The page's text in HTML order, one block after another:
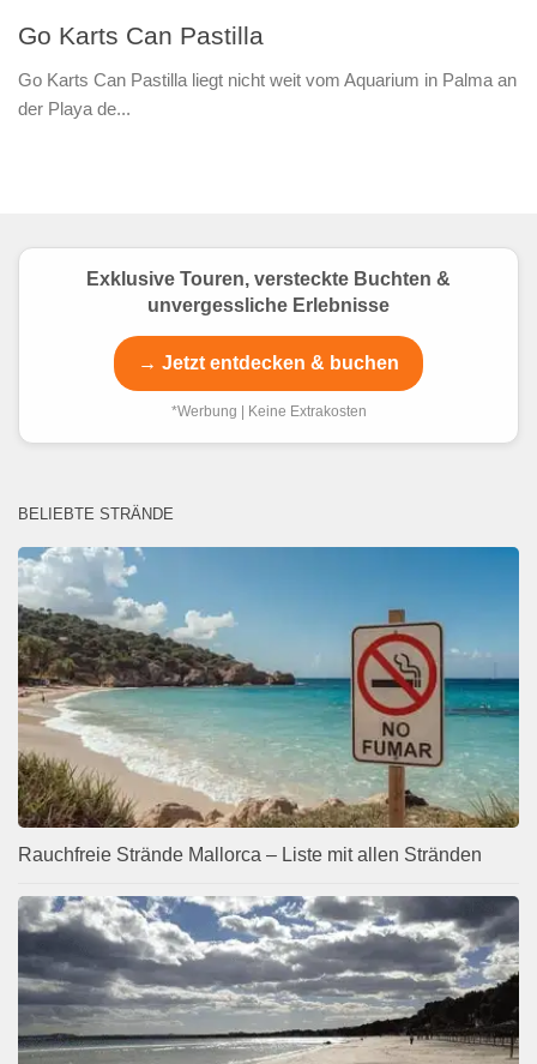
Go Karts Can Pastilla
Go Karts Can Pastilla liegt nicht weit vom Aquarium in Palma an
der Playa de...
Exklusive Touren, versteckte Buchten &
unvergessliche Erlebnisse
→ Jetzt entdecken & buchen
*Werbung | Keine Extrakosten
BELIEBTE STRÄNDE
Rauchfreie Strände Mallorca – Liste mit allen Stränden